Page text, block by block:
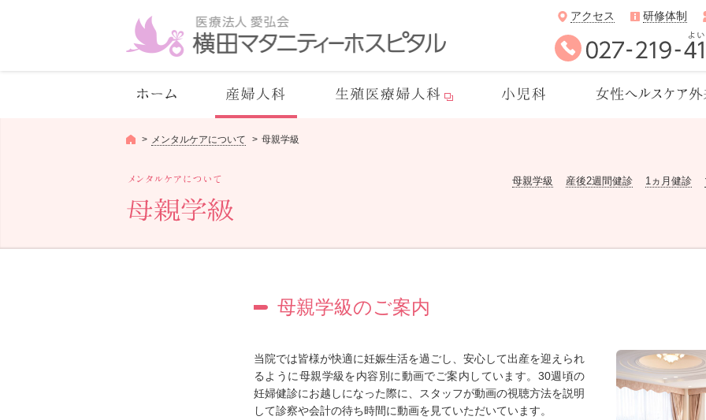
アクセス 研修体制
メンタルケアについて 母親学級
母親学級 産後2週間健診 1ヵ月健診
母親学級のご案内
当院では皆様が快適に妊娠生活を過ごし、安心して出産を迎えられ
るように母親学級を内容別に動画でご案内しています。30週頃の
妊婦健診にお越しになった際に、スタッフが動画の視聴方法を説明
して診察や会計の待ち時間に動画を見ていただいています。